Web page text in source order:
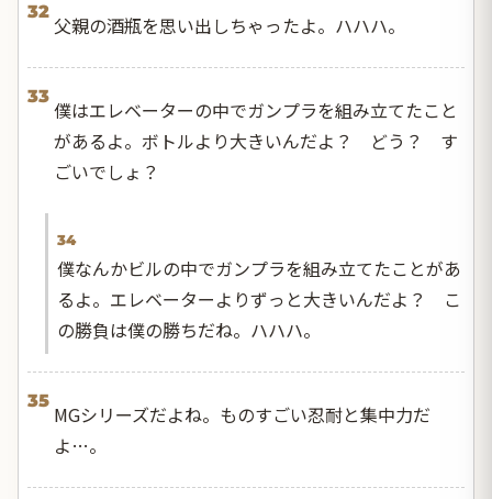
32
父親の酒瓶を思い出しちゃったよ。ハハハ。
33
僕はエレベーターの中でガンプラを組み立てたこと
があるよ。ボトルより大きいんだよ？ どう？ す
ごいでしょ？
34
僕なんかビルの中でガンプラを組み立てたことがあ
るよ。エレベーターよりずっと大きいんだよ？ こ
の勝負は僕の勝ちだね。ハハハ。
35
MGシリーズだよね。ものすごい忍耐と集中力だ
よ…。